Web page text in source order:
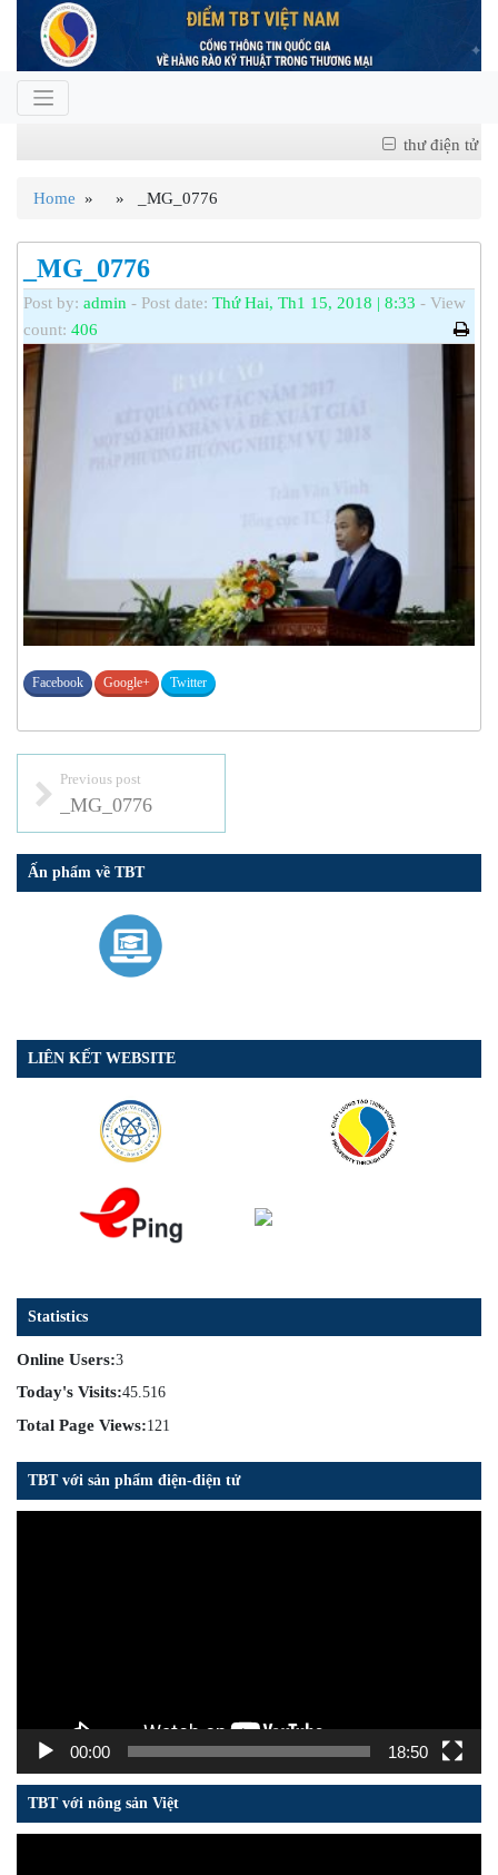
thư điện tử
Home » » _MG_0776
_MG_0776
Post by: admin - Post date: Thứ Hai, Th1 15, 2018 | 8:33 - View
count: 406
Facebook Google+ Twitter
Previous post
_MG_0776
Ấn phẩm về TBT
LIÊN KẾT WEBSITE
Statistics
Online Users:3
Today's Visits:45.516
Total Page Views:121
TBT với sản phẩm điện-điện tử
00:00 18:50
TBT với nông sản Việt